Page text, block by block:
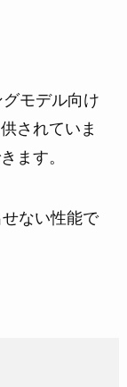
モデル向け
されていま
ます。
ない性能で